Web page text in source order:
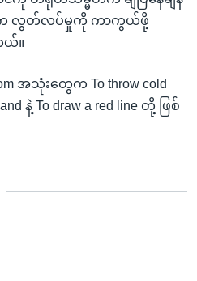
က လွတ်လပ်မှုကို ကာကွယ်ဖို့
ယ်။
အသုံးတွေက To throw cold
နဲ့ To draw a red line တို့ ဖြစ်